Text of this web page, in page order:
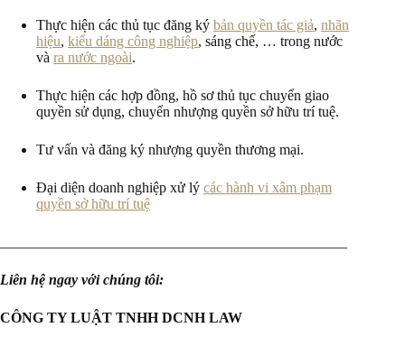
Thực hiện các thủ tục đăng ký bản quyền tác giả, nhãn
hiệu, kiểu dáng công nghiệp, sáng chế, … trong nước
và ra nước ngoài.
Thực hiện các hợp đồng, hồ sơ thủ tục chuyển giao
quyền sử dụng, chuyển nhượng quyền sở hữu trí tuệ.
Tư vấn và đăng ký nhượng quyền thương mại.
Đại diện doanh nghiệp xử lý các hành vi xâm phạm
quyền sở hữu trí tuệ
Liên hệ ngay với chúng tôi:
CÔNG TY LUẬT TNHH DCNH LAW